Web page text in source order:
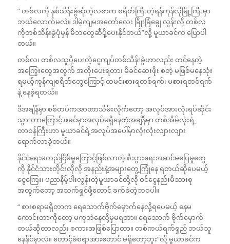
“ တစ်လကို နှစ်သိန်းခွဲဆိုတဲ့လစာက စရိတ်ကြီးတဲ့ရန်ကုန်လိုမြို့ကြီးမှာ
ဘယ်လောက်မလဲ။ ဒါမဲ့ကျမအတော်လေး ခြိုးခြံချွေ လွန်းလို့ တစ်လ
ကိုတစ်သိန်းခွဲပုံမှန် မိဘတွေဆီပို့ပေးနိုင်တယ်”လို့ မူယာခင်က ပြောပါ
တယ်။
တစ်လ၊ တစ်လသူပို့ပေးတဲ့ငွေကျပ်တစ်သိန်းခွဲဟာလည်း တင်နေတဲ့
အကြွေးတွေအတွက် အတိုးပေးရတာ၊ မိခင်ဆေးဖိုး စတဲ့ မဖြစ်မနေသုံး
ရမယ့်ကုန်ကျစရိတ်တွေကြောင့် ထမင်းစားရတစ်ရက်၊ မစားရတစ်ရက်
နဲ့ နေခဲ့ရတယ်။
ဒီအချိန်မှာ စစ်တပ်ကအာဏာသိမ်းလိုက်တော့ အလုပ်အားလုံးရပ်ဆိုင်း
သွားတာကြောင့် ဖခင်မှာအလုပ်မရှိနေတဲ့အချိန်မှာ တစ်အိမ်လုံးရဲ့
တာဝန်ကြီးဟာ မူယာခင်ရဲ့အလုပ်အပေါ်မှာလုံးလုံးလျားလျား
ရောက်လာခဲ့တယ်။
နိုင်ငံရေးမတည်ငြိမ်မှုကြောင့်ဖြစ်လာတဲ့ စီးပွားရေးအဆင်မပြေမှုတွေ
ကို နိုင်ငံသားတိုင်းလိုလို အနည်းနဲ့အများတွေ့ကြုံနေ ရတယ်ဆိုပေမယ့်
ငွေကြေး၊ ပညာနိမ့်ပါးလွန်းတဲ့မူယာခင်တို့လို ဝင်ငွေနည်းမိသားစု
အတွက်တော့ အသက်ရှင်ဖို့တောင် ခက်ခဲတဲ့ဘဝပါ။
“ စားစရာမရှိတာက ရေသောက်ဗိုက်မှောက်နေလို့ရပေမယ့် နေမ
ကောင်းတာကိုတော့ မကုဘဲနေလို့မှမရတာ။ ရေသောက် ဗိုက်မှောက်
တယ်ဆိုတာလည်း စကားအဖြစ်ပြောတာ။ တစ်ကယ်ရက်ရှည် ဘယ်သူ
နေနိုင်မှာလဲ။ တောင့်ခံစရာအားတောင် မရှိတော့ဘူး”လို့ မူယာခင်က